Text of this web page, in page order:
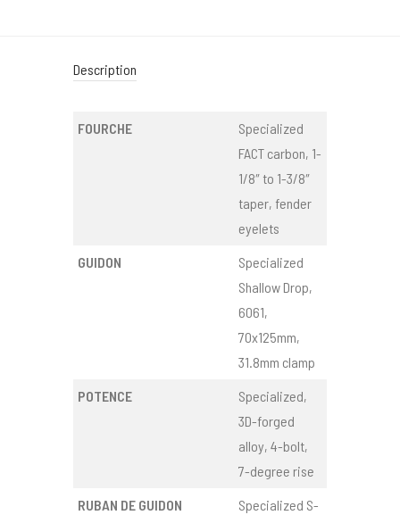
Description
FOURCHE
Specialized
FACT carbon, 1-
1/8″ to 1-3/8″
taper, fender
eyelets
GUIDON
Specialized
Shallow Drop,
6061,
70x125mm,
31.8mm clamp
POTENCE
Specialized,
3D-forged
alloy, 4-bolt,
7-degree rise
RUBAN DE GUIDON
Specialized S-